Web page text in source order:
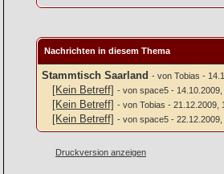
Nachrichten in diesem Thema
Stammtisch Saarland - von Tobias -
[Kein Betreff] - von space5 - 14.10.2009,
[Kein Betreff] - von Tobias - 21.12.2009,
[Kein Betreff] - von space5 - 22.12.2009,
Druckversion anzeigen